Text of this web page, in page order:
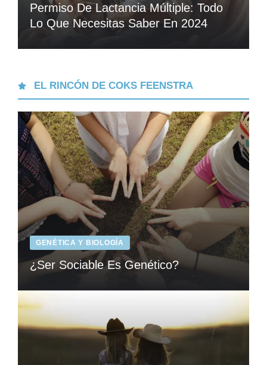
Permiso De Lactancia Múltiple: Todo
Lo Que Necesitas Saber En 2024
EL RINCÓN DE COKS FEENSTRA
GENÉTICA Y BIOLOGÍA
¿Ser Sociable Es Genético?